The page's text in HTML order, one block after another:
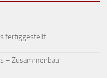
fertiggestellt
– Zusammenbau